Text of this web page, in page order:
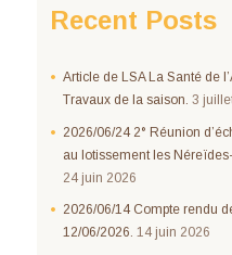
Recent Posts
Article de LSA La Santé de
Travaux de la saison. 3
2026/06/24 2° Réunion
au lotissement les
24 juin 2026
2026/06/14 Compte rendu
12/06/2026. 14 juin 2026